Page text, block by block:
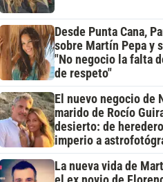
Desde Punta Cana,
sobre Martín Pepa y
"No negocio la falta
de respeto"
El nuevo negocio de
marido de Rocío
desierto: de
imperio a
La nueva vida de